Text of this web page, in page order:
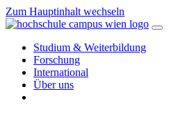
Zum Hauptinhalt wechseln
Studium & Weiterbildung
Forschung
International
Über uns